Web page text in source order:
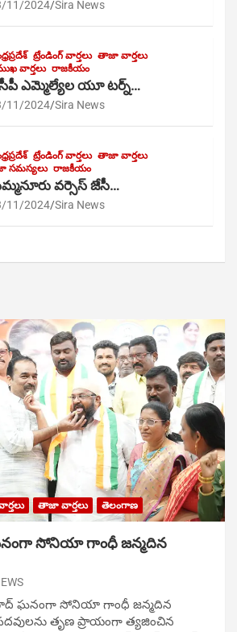
11/2024 Sira News
ట్రేండింగ్ వార్తలు తాజా వార్తలు
వార్తలు రాజకీయం
ఎమ్మెల్యేల యూ టర్న్…
11/2024 Sira News
ట్రేండింగ్ వార్తలు తాజా వార్తలు
సమస్యలు రాజకీయం
వర్సెస్ జేసీ…
11/2024 Sira News
తాజా వార్తలు తెలంగాణ
సోనియా గాంధీ జ‌న్మ‌దిన
ఘ‌నంగా సోనియా గాంధీ జ‌న్మ‌దిన
తృణ ప్రాయంగా త్య‌జించిన